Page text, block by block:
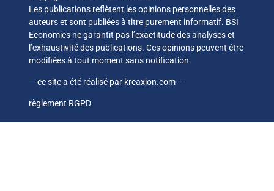
Les publications reflètent les opinions personnelles des
auteurs et sont publiées à titre purement informatif. BSI
Economics ne garantit pas l’exactitude des analyses et
l’exhaustivité des publications. Ces opinions peuvent être
modifiées à tout moment sans notification.
— ce site a été réalisé par kreaxion.com —
règlement RGPD